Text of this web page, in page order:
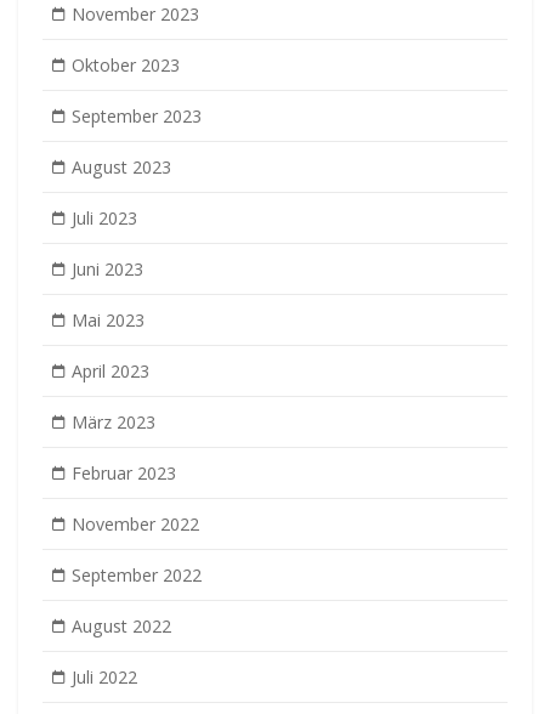
November 2023
Oktober 2023
September 2023
August 2023
Juli 2023
Juni 2023
Mai 2023
April 2023
März 2023
Februar 2023
November 2022
September 2022
August 2022
Juli 2022